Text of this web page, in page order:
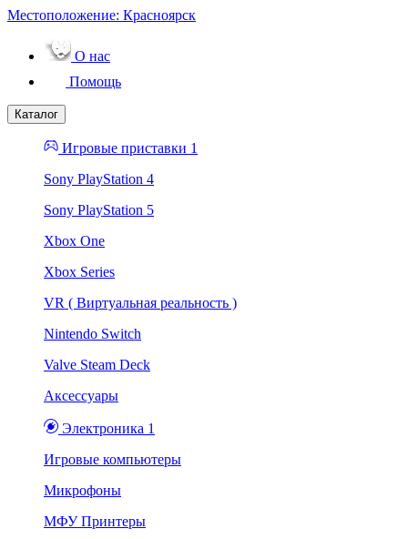
Местоположение: Красноярск
О нас
Помощь
Каталог
Игровые приставки 1
Sony PlayStation 4
Sony PlayStation 5
Xbox One
Xbox Series
VR ( Виртуальная реальность )
Nintendo Switch
Valve Steam Deck
Аксессуары
Электроника 1
Игровые компьютеры
Микрофоны
МФУ Принтеры